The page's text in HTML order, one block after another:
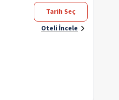
Tarih Seç
Oteli İncele